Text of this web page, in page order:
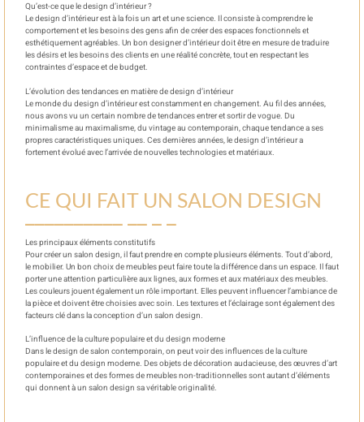
Qu’est-ce que le design d’intérieur ?
Le design d’intérieur est à la fois un art et une science. Il consiste à comprendre le
comportement et les besoins des gens afin de créer des espaces fonctionnels et
esthétiquement agréables. Un bon designer d’intérieur doit être en mesure de traduire
les désirs et les besoins des clients en une réalité concrète, tout en respectant les
contraintes d’espace et de budget.
L’évolution des tendances en matière de design d’intérieur
Le monde du design d’intérieur est constamment en changement. Au fil des années,
nous avons vu un certain nombre de tendances entrer et sortir de vogue. Du
minimalisme au maximalisme, du vintage au contemporain, chaque tendance a ses
propres caractéristiques uniques. Ces dernières années, le design d’intérieur a
fortement évolué avec l’arrivée de nouvelles technologies et matériaux.
CE QUI FAIT UN SALON DESIGN
Les principaux éléments constitutifs
Pour créer un salon design, il faut prendre en compte plusieurs éléments. Tout d’abord,
le mobilier. Un bon choix de meubles peut faire toute la différence dans un espace. Il faut
porter une attention particulière aux lignes, aux formes et aux matériaux des meubles.
Les couleurs jouent également un rôle important. Elles peuvent influencer l’ambiance de
la pièce et doivent être choisies avec soin. Les textures et l’éclairage sont également des
facteurs clé dans la conception d’un salon design.
L’influence de la culture populaire et du design moderne
Dans le design de salon contemporain, on peut voir des influences de la culture
populaire et du design moderne. Des objets de décoration audacieuse, des œuvres d’art
contemporaines et des formes de meubles non-traditionnelles sont autant d’éléments
qui donnent à un salon design sa véritable originalité.